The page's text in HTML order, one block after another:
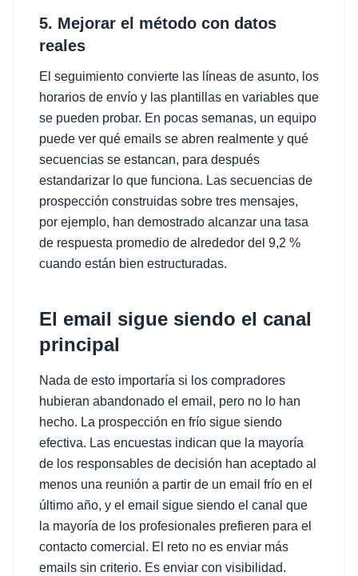
5. Mejorar el método con datos
reales
El seguimiento convierte las líneas de asunto, los
horarios de envío y las plantillas en variables que
se pueden probar. En pocas semanas, un equipo
puede ver qué emails se abren realmente y qué
secuencias se estancan, para después
estandarizar lo que funciona. Las secuencias de
prospección construidas sobre tres mensajes,
por ejemplo, han demostrado alcanzar una tasa
de respuesta promedio de alrededor del 9,2 %
cuando están bien estructuradas.
El email sigue siendo el canal
principal
Nada de esto importaría si los compradores
hubieran abandonado el email, pero no lo han
hecho. La prospección en frío sigue siendo
efectiva. Las encuestas indican que la mayoría
de los responsables de decisión han aceptado al
menos una reunión a partir de un email frío en el
último año, y el email sigue siendo el canal que
la mayoría de los profesionales prefieren para el
contacto comercial. El reto no es enviar más
emails sin criterio. Es enviar con visibilidad.